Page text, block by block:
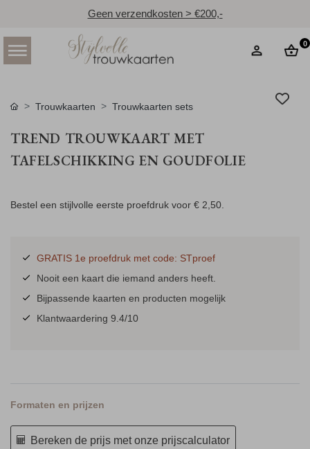
Geen verzendkosten > €200,-
0
Trouwkaarten Trouwkaarten sets
TREND TROUWKAART MET
TAFELSCHIKKING EN GOUDFOLIE
Bestel een stijlvolle eerste proefdruk voor € 2,50.
GRATIS 1e proefdruk met code: STproef
Nooit een kaart die iemand anders heeft.
Bijpassende kaarten en producten mogelijk
Klantwaardering 9.4/10
Formaten en prijzen
Bereken de prijs met onze prijscalculator